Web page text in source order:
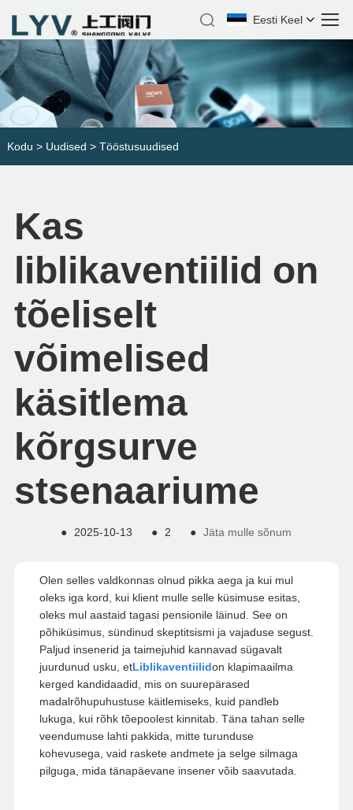
Eesti Keel
Kodu > Uudised > Tööstusuudised
Kas
liblikaventiilid on
tõeliselt
võimelised
käsitlema
kõrgsurve
stsenaariume
● 2025-10-13 ● 2 ● Jäta mulle sõnum
Olen selles valdkonnas olnud pikka aega ja kui mul
oleks iga kord, kui klient mulle selle küsimuse esitas,
oleks mul aastaid tagasi pensionile läinud. See on
põhiküsimus, sündinud skeptitsismi ja vajaduse segust.
Paljud insenerid ja taimejuhid kannavad sügavalt
juurdunud usku, etLiblikaventiilidon klapimaailma
kerged kandidaadid, mis on suurepärased
madalrõhupuhustuse käitlemiseks, kuid pandleb
lukuga, kui rõhk tõepoolest kinnitab. Täna tahan selle
veendumuse lahti pakkida, mitte turunduse
kohevusega, vaid raskete andmete ja selge silmaga
pilguga, mida tänapäevane insener võib saavutada.